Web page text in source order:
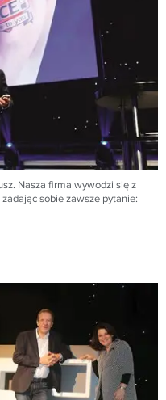
Nasza firma wywodzi się z
sobie zawsze pytanie: